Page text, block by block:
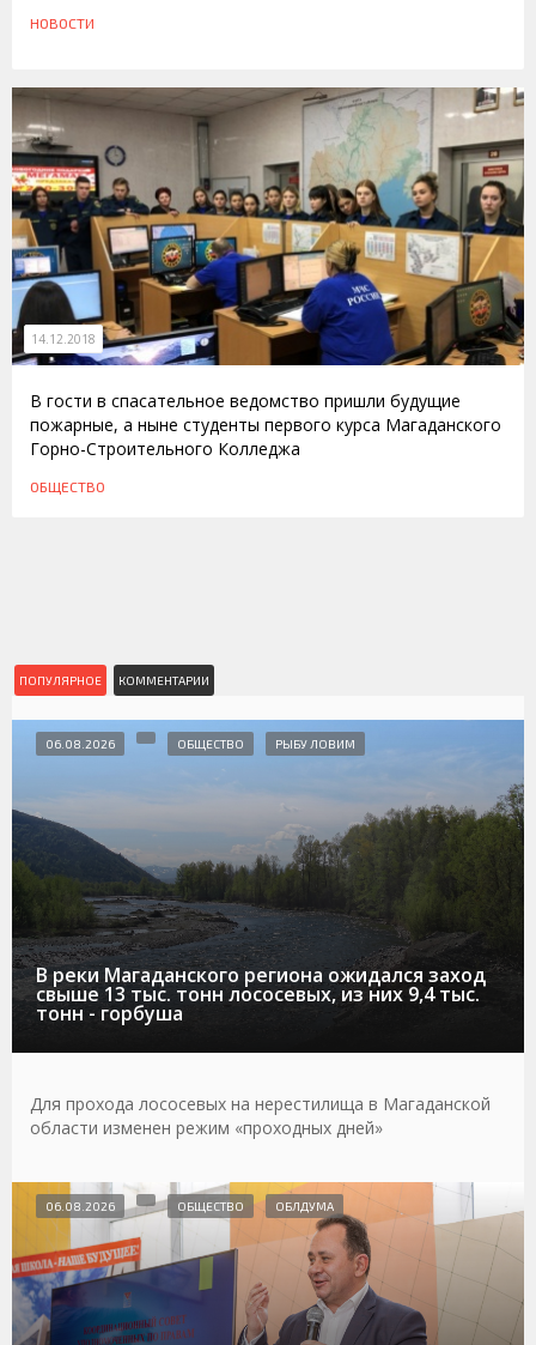
НОВОСТИ
14.12.2018
В гости в спасательное ведомство пришли будущие
пожарные, а ныне студенты первого курса Магаданского
Горно-Строительного Колледжа
ОБЩЕСТВО
ПОПУЛЯРНОЕ КОММЕНТАРИИ
В реки Магаданского региона ожидался заход
свыше 13 тыс. тонн лососевых, из них 9,4 тыс.
тонн - горбуша
06.08.2026 ОБЩЕСТВО РЫБУ ЛОВИМ
Для прохода лососевых на нерестилища в Магаданской
области изменен режим «проходных дней»
06.08.2026 ОБЩЕСТВО ОБЛДУМА